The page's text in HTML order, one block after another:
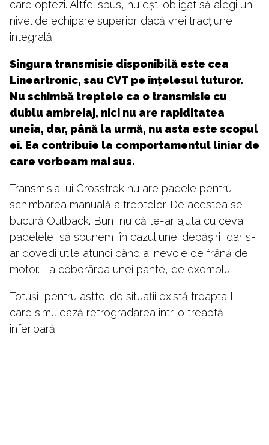
care optezi. Altfel spus, nu ești obligat să alegi un
nivel de echipare superior dacă vrei tracțiune
integrală.
Singura transmisie disponibilă este cea
Lineartronic, sau CVT pe înțelesul tuturor.
Nu schimbă treptele ca o transmisie cu
dublu ambreiaj, nici nu are rapiditatea
uneia, dar, până la urmă, nu asta este scopul
ei. Ea contribuie la comportamentul liniar de
care vorbeam mai sus.
Transmisia lui Crosstrek nu are padele pentru
schimbarea manuală a treptelor. De acestea se
bucură Outback. Bun, nu că te-ar ajuta cu ceva
padelele, să spunem, în cazul unei depășiri, dar s-
ar dovedi utile atunci când ai nevoie de frână de
motor. La coborârea unei pante, de exemplu.
Totuși, pentru astfel de situații există treapta L,
care simulează retrogradarea într-o treaptă
inferioară.